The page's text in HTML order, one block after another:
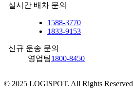
실시간 배차 문의
1588-3770
1833-9153
신규 운송 문의
영업팀1800-8450
© 2025 LOGISPOT. All Rights Reserved